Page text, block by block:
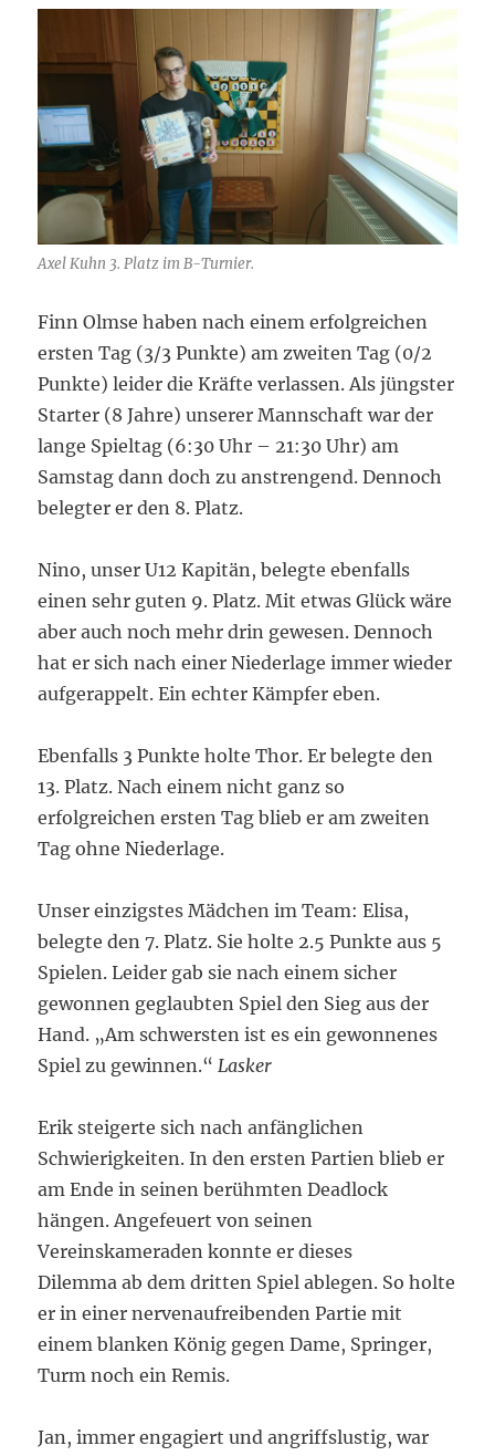
Axel Kuhn 3. Platz im B-Turnier.
Finn Olmse haben nach einem erfolgreichen
ersten Tag (3/3 Punkte) am zweiten Tag (0/2
Punkte) leider die Kräfte verlassen. Als jüngster
Starter (8 Jahre) unserer Mannschaft war der
lange Spieltag (6:30 Uhr – 21:30 Uhr) am
Samstag dann doch zu anstrengend. Dennoch
belegter er den 8. Platz.
Nino, unser U12 Kapitän, belegte ebenfalls
einen sehr guten 9. Platz. Mit etwas Glück wäre
aber auch noch mehr drin gewesen. Dennoch
hat er sich nach einer Niederlage immer wieder
aufgerappelt. Ein echter Kämpfer eben.
Ebenfalls 3 Punkte holte Thor. Er belegte den
13. Platz. Nach einem nicht ganz so
erfolgreichen ersten Tag blieb er am zweiten
Tag ohne Niederlage.
Unser einzigstes Mädchen im Team: Elisa,
belegte den 7. Platz. Sie holte 2.5 Punkte aus 5
Spielen. Leider gab sie nach einem sicher
gewonnen geglaubten Spiel den Sieg aus der
Hand. „Am schwersten ist es ein gewonnenes
Spiel zu gewinnen.“Lasker
Erik steigerte sich nach anfänglichen
Schwierigkeiten. In den ersten Partien blieb er
am Ende in seinen berühmten Deadlock
hängen. Angefeuert von seinen
Vereinskameraden konnte er dieses
Dilemma ab dem dritten Spiel ablegen. So holte
er in einer nervenaufreibenden Partie mit
einem blanken König gegen Dame, Springer,
Turm noch ein Remis.
Jan, immer engagiert und angriffslustig, war